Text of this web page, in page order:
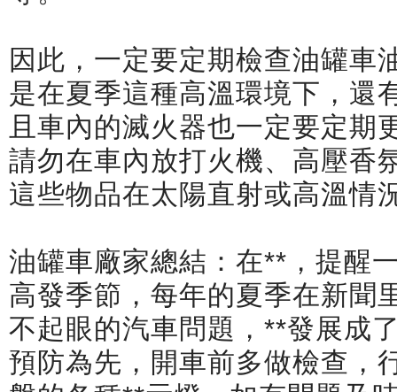
因此，一定要定期檢查油罐車
是在夏季這種高溫環境下，還
且車內的滅火器也一定要定期
請勿在車內放打火機、高壓香
這些物品在太陽直射或高溫情
油罐車廠家總結：在**，提醒
高發季節，每年的夏季在新聞
不起眼的汽車問題，**發展成
預防為先，開車前多做檢查，